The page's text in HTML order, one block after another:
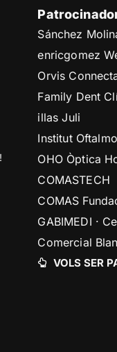
Sánchez
enricgomez
Orvis
Family Dent
illas Juli
Institut
OHO Òptica
COMASTECH
COMAS
GABIMEDI ·
Comercial
VOLS SER